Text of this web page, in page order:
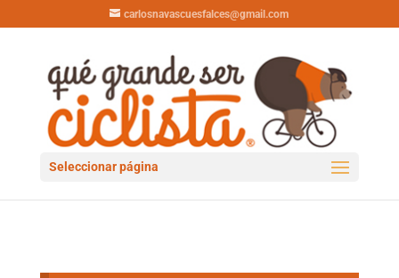
carlosnavascuesfalces@gmail.com
Seleccionar página